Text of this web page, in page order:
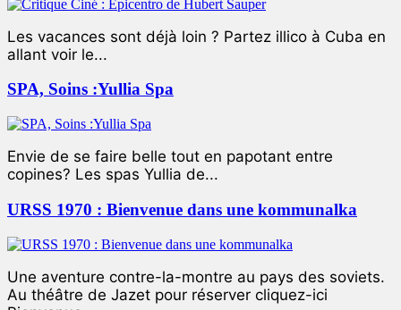
Les vacances sont déjà loin ? Partez illico à Cuba en
allant voir le...
SPA, Soins :Yullia Spa
Envie de se faire belle tout en papotant entre
copines? Les spas Yullia de...
URSS 1970 : Bienvenue dans une kommunalka
Une aventure contre-la-montre au pays des soviets.
Au théâtre de Jazet pour réserver cliquez-ici